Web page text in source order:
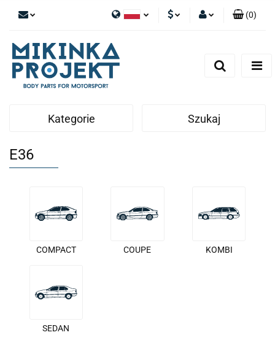
Polski
English
(0)
Kategorie Szukaj
E36
COMPACT COUPE KOMBI
SEDAN